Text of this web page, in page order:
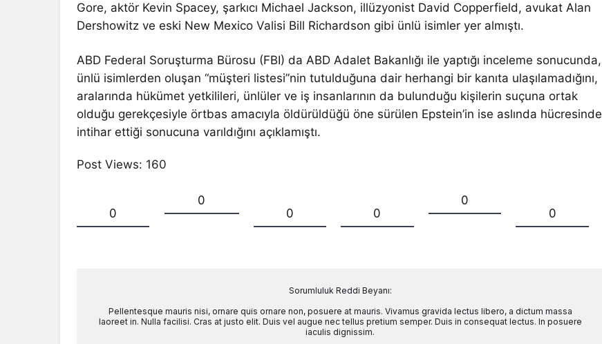
Gore, aktör Kevin Spacey, şarkıcı Michael Jackson, illüzyonist David Copperfield, avukat Alan
Dershowitz ve eski New Mexico Valisi Bill Richardson gibi ünlü isimler yer almıştı.
ABD Federal Soruşturma Bürosu (FBI) da ABD Adalet Bakanlığı ile yaptığı inceleme sonucunda,
ünlü isimlerden oluşan “müşteri listesi”nin tutulduğuna dair herhangi bir kanıta ulaşılamadığını,
aralarında hükümet yetkilileri, ünlüler ve iş insanlarının da bulunduğu kişilerin suçuna ortak
olduğu gerekçesiyle örtbas amacıyla öldürüldüğü öne sürülen Epstein’in ise aslında hücresinde
intihar ettiği sonucuna varıldığını açıklamıştı.
Post Views: 160
0
0
0
0
0
0
Sorumluluk Reddi Beyanı:
Pellentesque mauris nisi, ornare quis ornare non, posuere at mauris. Vivamus gravida lectus libero, a dictum massa
laoreet in. Nulla facilisi. Cras at justo elit. Duis vel augue nec tellus pretium semper. Duis in consequat lectus. In posuere
iaculis dignissim.